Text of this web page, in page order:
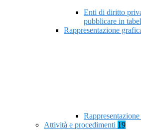
Enti di diritto
pubblicare in
Rappresentazione
Attività e procedimenti 19